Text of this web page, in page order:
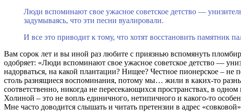
Люди вспоминают свое ужасное советское детство —
задумываясь, что эти песни вуалировали.
И все это приводит к тому, что хотят восстановить памятник
Вам сорок лет и вы иной раз любите с приязнью вспомянуть
одобряет: «Люди вспоминают свое ужасное советское детство —
надорваться, на какой плантации? Нищее? Честное пионерское –
столь разнящиеся воспоминания, потому мы… жили в каких-то
соответственно, никогда не пересекающихся пространствах, в
Холиной – это не вопль единичного, нетипичного и какого-то
Мне часто доводится слышать и читать претензии в адрес